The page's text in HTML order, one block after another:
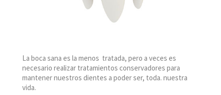
La boca sana es la menos tratada, pero a veces es
necesario realizar tratamientos conservadores para
mantener nuestros dientes a poder ser, toda. nuestra
vida.